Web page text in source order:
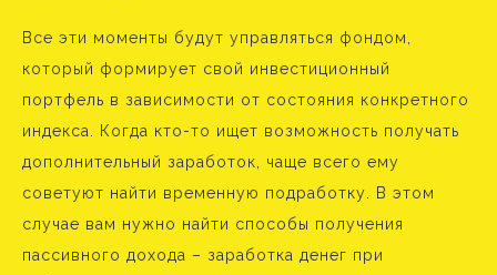
Все эти моменты будут управляться фондом,
который формирует свой инвестиционный
портфель в зависимости от состояния конкретного
индекса. Когда кто-то ищет возможность получать
дополнительный заработок, чаще всего ему
советуют найти временную подработку. В этом
случае вам нужно найти способы получения
пассивного дохода – заработка денег при